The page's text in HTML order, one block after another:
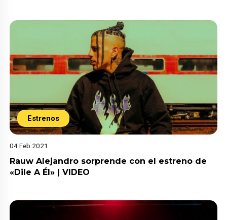
Estrenos
04 Feb 2021
Rauw Alejandro sorprende con el estreno de
«Dile A Él» | VIDEO